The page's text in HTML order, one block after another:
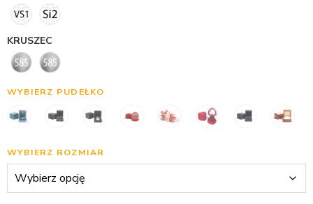
KRUSZEC
WYBIERZ PUDEŁKO
WYBIERZ ROZMIAR